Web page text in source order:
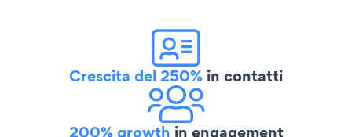
Crescita del 250% in contatti
200% growth in engagement